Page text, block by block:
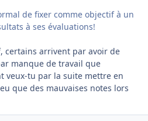
de fixer comme objectif à un
à ses évaluations!
certains arrivent par avoir de
manque de travail que
veux-tu par la suite mettre en
que des mauvaises notes lors